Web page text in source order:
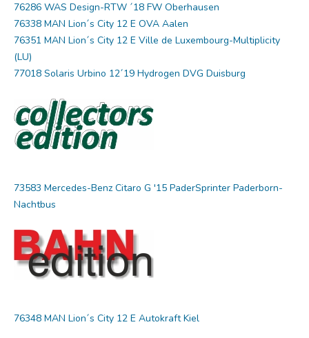
76286 WAS Design-RTW ´18 FW Oberhausen
76338 MAN Lion´s City 12 E OVA Aalen
76351 MAN Lion´s City 12 E Ville de Luxembourg-Multiplicity
(LU)
77018 Solaris Urbino 12´19 Hydrogen DVG Duisburg
73583 Mercedes-Benz Citaro G '15 PaderSprinter Paderborn-
Nachtbus
76348 MAN Lion´s City 12 E Autokraft Kiel